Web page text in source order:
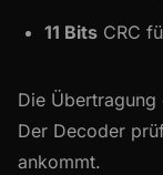
11 Bits CRC
Die Übertragung
Der Decoder
ankommt.